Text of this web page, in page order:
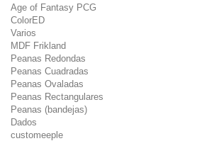
Age of Fantasy PCG
ColorED
Varios
MDF Frikland
Peanas Redondas
Peanas Cuadradas
Peanas Ovaladas
Peanas Rectangulares
Peanas (bandejas)
Dados
customeeple